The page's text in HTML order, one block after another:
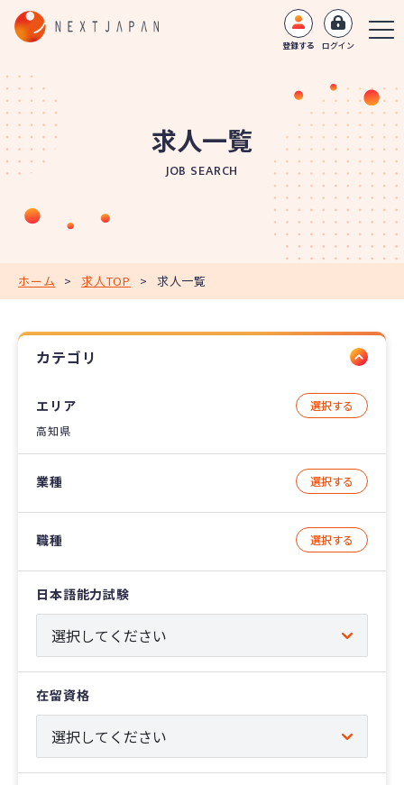
登録する ログイン
求人一覧
JOB SEARCH
ホーム > 求人TOP > 求人一覧
カテゴリ
エリア
選択する
高知県
業種 選択する
職種 選択する
日本語能力試験
在留資格